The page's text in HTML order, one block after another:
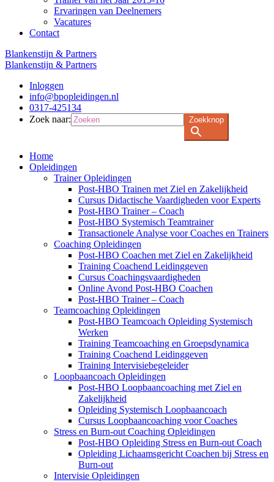
Ervaringen van Deelnemers
Vacatures
Contact
Blankenstijn & Partners
Blankenstijn & Partners
Inloggen
info@bpopleidingen.nl
0317-425134
Zoek naar:
Zoekknop
Home
Opleidingen
Trainer Opleidingen
Post-HBO Trainen met Ziel en Zakelijkheid
Cursus Didactische Vaardigheden voor Experts
Post-HBO Trainer – Coach
Post-HBO Systemisch Teamtrainer
Transactionele Analyse voor Coaches en Trainers
Coaching Opleidingen
Post-HBO Coachen met Ziel en Zakelijkheid
Training Coachend Leidinggeven
Cursus Coachingsvaardigheden
Online Avond Post-HBO Coachen
Post-HBO Trainer – Coach
Teamcoaching Opleidingen
Post-HBO Teamcoach Opleiding Systemisch
Werken
Training Teamcoaching en Groepsdynamica
Training Coachend Leidinggeven
Training Intervisiebegeleider
Loopbaancoach Opleidingen
Post-HBO Loopbaancoaching met Ziel en
Zakelijkheid
Opleiding Systemisch Loopbaancoach
Cursus Loopbaancoaching voor Coaches
Stress en Burn-out Coaching Opleidingen
Post-HBO Opleiding Stress en Burn-out Coach
Opleiding Lichaamsgericht Coachen bij Stress en
Burn-out
Intervisie Opleidingen